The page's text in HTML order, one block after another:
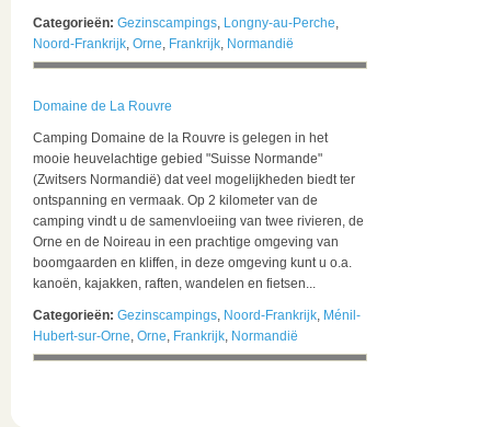
Categorieën: Gezinscampings, Longny-au-Perche,
Noord-Frankrijk, Orne, Frankrijk, Normandië
Domaine de La Rouvre
Camping Domaine de la Rouvre is gelegen in het
mooie heuvelachtige gebied "Suisse Normande"
(Zwitsers Normandië) dat veel mogelijkheden biedt ter
ontspanning en vermaak. Op 2 kilometer van de
camping vindt u de samenvloeiing van twee rivieren, de
Orne en de Noireau in een prachtige omgeving van
boomgaarden en kliffen, in deze omgeving kunt u o.a.
kanoën, kajakken, raften, wandelen en fietsen...
Categorieën: Gezinscampings, Noord-Frankrijk, Ménil-
Hubert-sur-Orne, Orne, Frankrijk, Normandië